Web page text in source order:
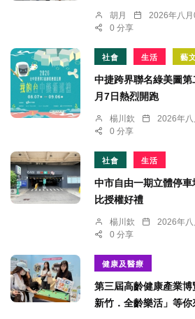
胡月 2026年八月
0 分享
社會 生活 藝
中捷跨界聯名綠美圖
月7日熱烈開跑
楊川欽 2026年八
0 分享
社會 生活
中市自由一期立體停
比授權好禮
楊川欽 2026年八
0 分享
健康及醫療
第三屆高齡健康產業
新竹．全齡樂活」等你